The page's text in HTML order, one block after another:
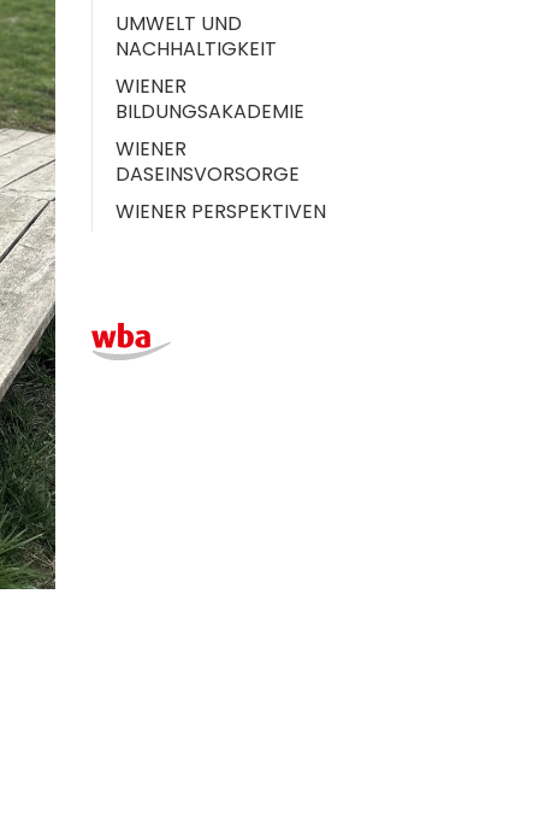
UMWELT UND
NACHHALTIGKEIT
WIENER
BILDUNGSAKADEMIE
WIENER
DASEINSVORSORGE
WIENER PERSPEKTIVEN